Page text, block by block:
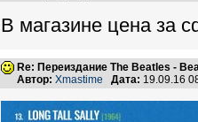
В магазине цена за
Re: Переиздание The Beatles -
Автор: Xmastime Дата: 19.09.16